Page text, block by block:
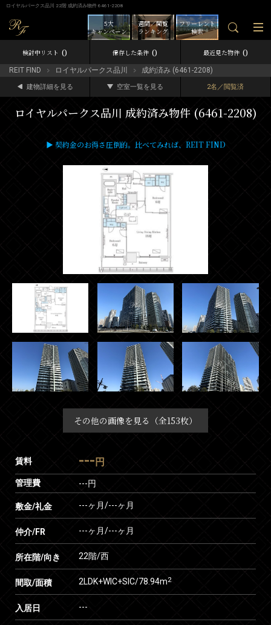
ロイヤルパークス品川 22階 成約済み物件 6461-2208
フリーレント
検索
週間／閲覧
ランキング
5大
キャンペーン
検討中リスト 0 保存した条件 0 最近見た物件 0
REIT FIND ロイヤルパークス品川 成約済み (6461-2208)
建物詳細を見る 空室一覧を見る 2名／閲覧済
ロイヤルパークス品川 成約済み物件 (6461-2208)
▶ 契約金のお得さ圧倒的。比べてみれば、REIT FIND
その他の画像を見る（全153枚）
賃料 --- 円
管理費 ---円
敷金/礼金 ---ヶ月/---ヶ月
仲介/FR ---ヶ月/---ヶ月
所在階/向き 22階/西
間取/面積 2LDK+WIC+SIC/78.94m2
入居日 ---